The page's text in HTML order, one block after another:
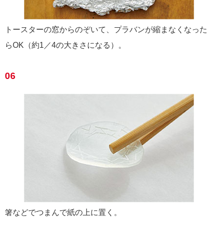
トースターの窓からのぞいて、プラバンが縮まなくなった
らOK（約1／4の大きさになる）。
06
箸などでつまんで紙の上に置く。